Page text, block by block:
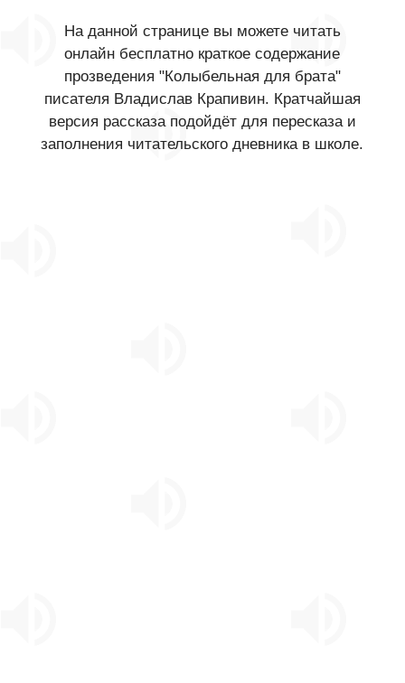
На данной странице вы можете читать
онлайн бесплатно краткое содержание
прозведения "Колыбельная для брата"
писателя Владислав Крапивин. Кратчайшая
версия рассказа подойдёт для пересказа и
заполнения читательского дневника в школе.